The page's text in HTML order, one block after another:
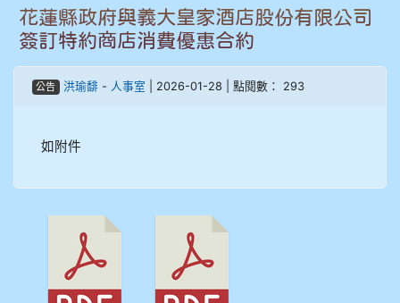
905周沛蓉
905鄭瑀安
908彭主豪
909林柏翰
花蓮縣政府與義大皇家酒店股份有限公司
簽訂特約商店消費優惠合約
公告 洪瑜馡- 人事室 | 2026-01-28 | 點閱數： 293
如附件